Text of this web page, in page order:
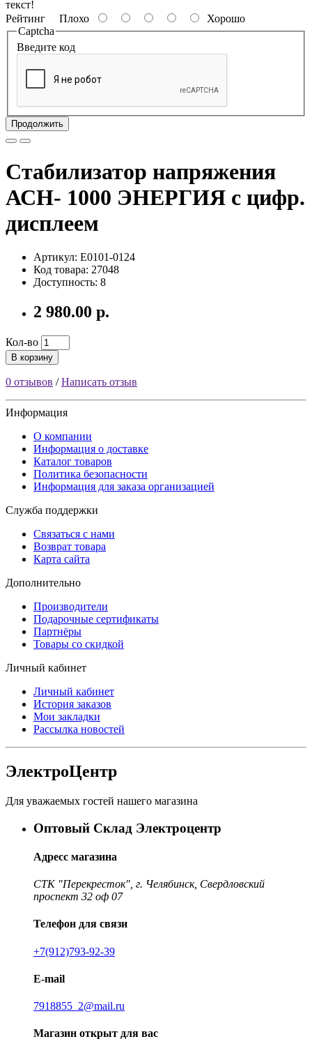
текст!
Рейтинг Плохо
Хорошо
Captcha
Введите код
Продолжить
Cтабилизатор напряжения
АСН- 1000 ЭНЕРГИЯ с цифр.
дисплеем
Артикул: Е0101-0124
Код товара: 27048
Доступность: 8
2 980.00 р.
Кол-во
В корзину
0 отзывов /Написать отзыв
Информация
О компании
Информация о доставке
Каталог товаров
Политика безопасности
Информация для заказа организацией
Служба поддержки
Связаться с нами
Возврат товара
Карта сайта
Дополнительно
Производители
Подарочные сертификаты
Партнёры
Товары со скидкой
Личный кабинет
Личный кабинет
История заказов
Мои закладки
Рассылка новостей
ЭлектроЦентр
Для уважаемых гостей нашего магазина
Оптовый Склад Электроцентр
Адресс магазина
СТК "Перекресток", г. Челябинск, Свердловский
проспект 32 оф 07
Телефон для связи
+7(912)793-92-39
E-mail
7918855_2@mail.ru
Магазин открыт для вас